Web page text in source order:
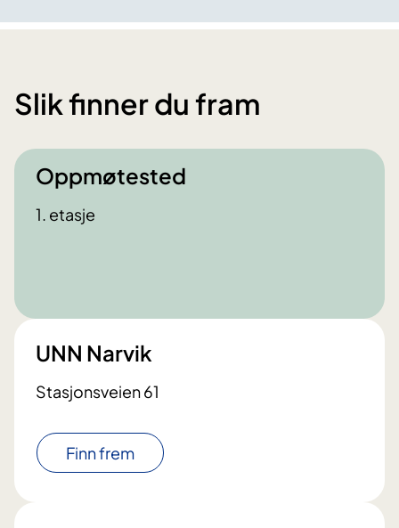
Slik finner du fram
Oppmøtested
1. etasje
UNN Narvik
Stasjonsveien 61
Finn frem